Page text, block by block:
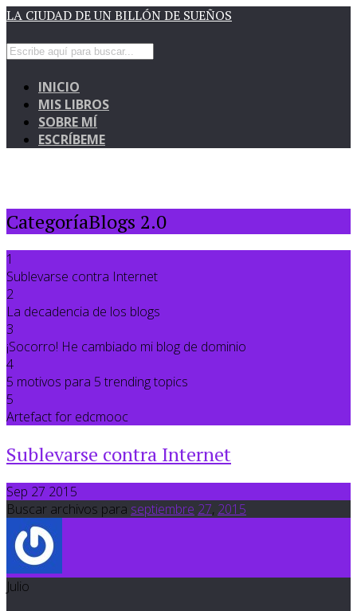
LA CIUDAD DE UN BILLÓN DE SUEÑOS
INICIO
MIS LIBROS
SOBRE MÍ
ESCRÍBEME
CategoríaBlogs 2.0
1
Sublevarse contra Internet
2
La decadencia de los blogs
3
¡Socorro! He cambiado mi blog de dominio
4
5 motivos para 5 trending topics
5
Artefact for edcmooc
Sublevarse contra Internet
Sep 27 2015
Buscar archivos para septiembre 27, 2015
Julio